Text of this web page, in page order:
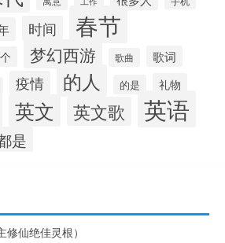
时间 春节
梦幻西游 歌曲 歌词
疫情 的人 的是 礼物
英文 英文歌 英语
是
仙绝佳灵根）